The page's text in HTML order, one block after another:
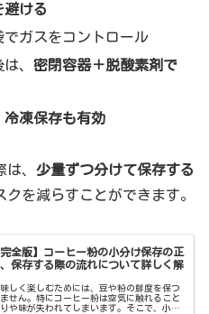
避ける
ガスをコントロール
は、密閉容器＋脱酸素剤で
冷凍保存も有効
、 少量ずつ分けて保存する
を減らすことができます。
完全版】コーヒー粉の小分け保存の正
保存する際の流れについて詳しく解
しく楽しむためには、豆や粉の鮮度を保つ
せん。特にコーヒー粉は空気に触れること
や味が失われてしまいます。そこで、小分